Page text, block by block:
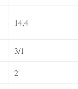
14,4
3/1
2